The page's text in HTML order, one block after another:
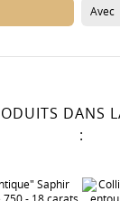
Avec
DANS
: